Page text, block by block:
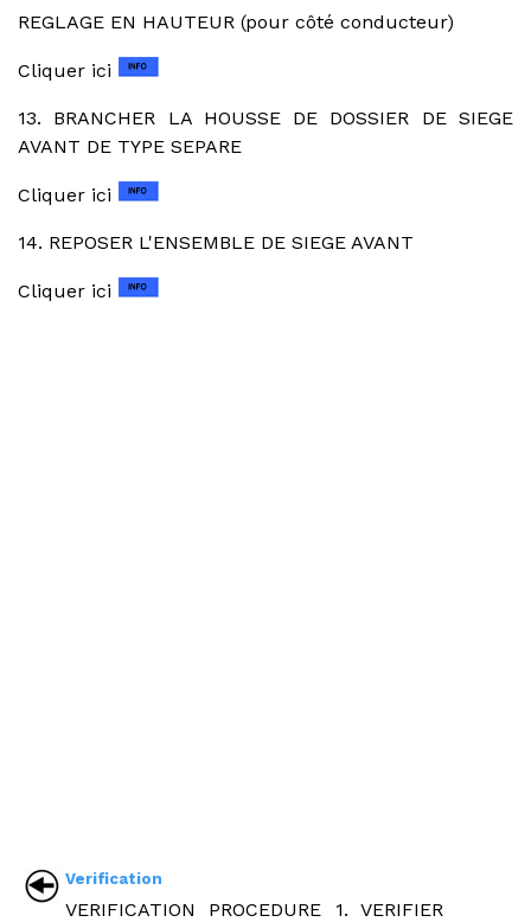
REGLAGE EN HAUTEUR (pour côté conducteur)
Cliquer ici
13. BRANCHER LA HOUSSE DE DOSSIER DE SIEGE
AVANT DE TYPE SEPARE
Cliquer ici
14. REPOSER L'ENSEMBLE DE SIEGE AVANT
Cliquer ici
Verification
VERIFICATION PROCEDURE 1. VERIFIER